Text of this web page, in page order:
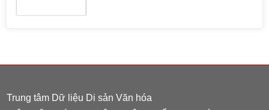
Trung tâm Dữ liệu Di sản Văn hóa